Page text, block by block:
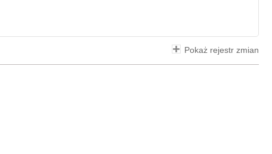
Pokaż rejestr zmian